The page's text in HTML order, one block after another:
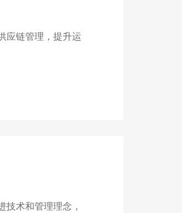
应链管理，提升运
术和管理理念，